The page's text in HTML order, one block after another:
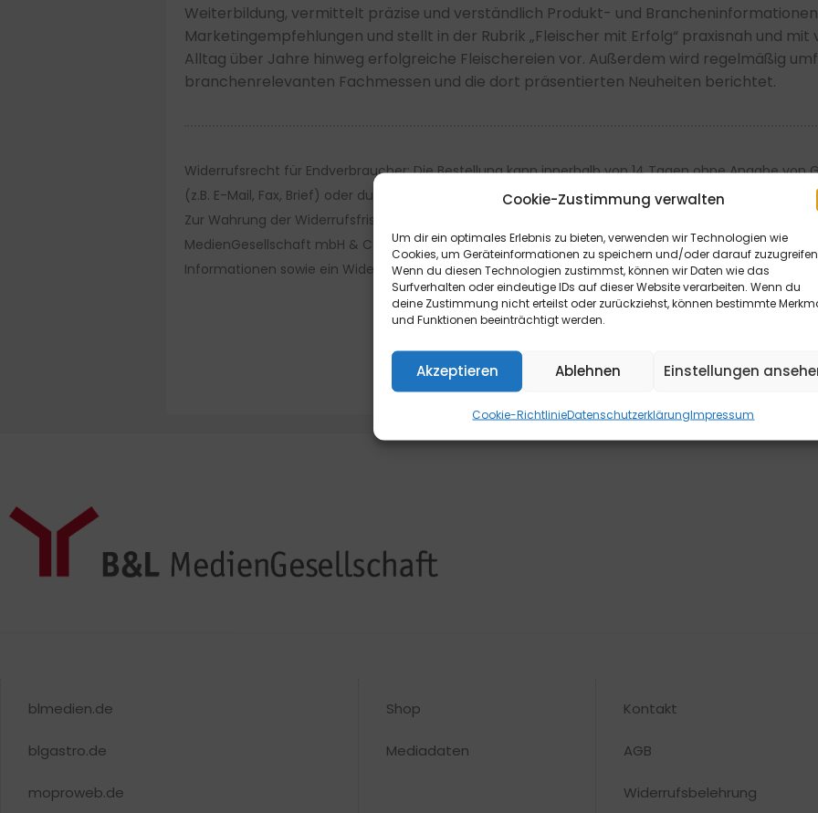
Cookie-Zustimmung verwalten
Um dir ein optimales Erlebnis zu bieten, verwenden wir Technologien wie
Cookies, um Geräteinformationen zu speichern und/oder darauf zuzugreifen.
Wenn du diesen Technologien zustimmst, können wir Daten wie das
Surfverhalten oder eindeutige IDs auf dieser Website verarbeiten. Wenn du
deine Zustimmung nicht erteilst oder zurückziehst, können bestimmte
und Funktionen beeinträchtigt werden.
Akzeptieren Ablehnen Einstellungen
Cookie-RichtlinieDatenschutzerklärungImpressum
Weiterbildung, vermittelt präzise und verständlich Produkt- und
Marketingempfehlungen und stellt in der Rubrik „Fleischer mit Erfolg“ praxisnah und
Alltag über Jahre hinweg erfolgreiche Fleischereien vor. Außerdem wird regelmäßig
branchenrelevanten Fachmessen und die dort präsentierten Neuheiten berichtet.
Widerrufsrecht für Endverbraucher: Die Bestellung kann innerhalb von 14 Tagen ohne Angabe
(z.B. E-Mail, Fax, Brief) oder durch Rücksendung der Ware widerrufen werden. Die Frist beginnt
Zur Wahrung der Widerrufsfrist genügt die rechtzeitige telefonische oder schriftliche Kündigung
MedienGesellschaft mbH & Co. KG., Max-Volmer-Straße 28, 40724 Hilden, Tel.: 02103/204-0, E-
Informationen sowie ein Widerrufsformular finde Siehier.
blmedien.de
blgastro.de
moproweb.de
Shop
Mediadaten
Kontakt
AGB
Widerrufsbelehrung